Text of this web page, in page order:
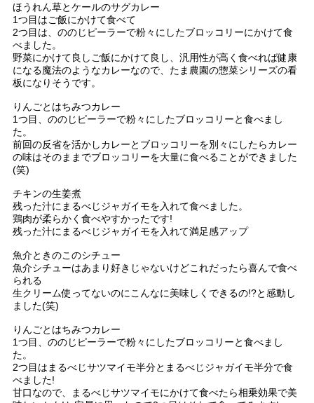
ほうれん草とケールのサグカレー
1つ目はご飯にかけて食べて
2つ目は、ののじピーラーで粉々にしたブロッコリーにかけて食
べました。
野菜にかけて良しご飯にかけて良し、汎用性が高く食べれば健康
になる魔法のようなカレーなので、たま農園の惣菜シリーズの看
板になりそうです。
りんごとはちみつカレー
1つ目、ののじピーラーで粉々にしたブロッコリーと食べまし
た。
前回の反省を活かしカレーとブロッコリーを別々にしたらカレー
の味はそのままでブロッコリーを大量に食べることができました
(笑)
チキンの生姜煮
残った汁にまるべじジャガイモを入れて食べました。
鶏肉が柔らかく食べやすかったです!
残った汁にまるべじジャガイモを入れて満足感アップ
魚介ときのこのシチュー
魚介シチューはあまり好きじゃないけどこれだったら喜んで食べ
られる
生クリーム使ってないのにこんなに美味しくできるの!?と感動し
ました(笑)
りんごとはちみつカレー
1つ目、ののじピーラーで粉々にしたブロッコリーと食べまし
た。
2つ目はまるべじサツマイモ半分とまるべじジャガイモ半分で食
べました!
甘口なので、まるべじサツマイモにかけて食べたら相乗効果で美